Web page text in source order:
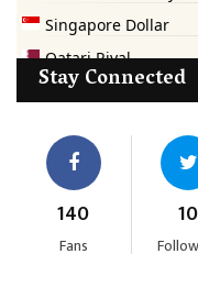
Stay Connected
140
Fans
10